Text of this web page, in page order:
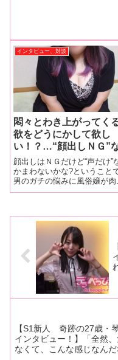
インタビュー、対談
悶々とわき上がってく
欲をどうにかして欲し
い！？…“顔出しＮＧ”
に無理やり頂いた“肉声”
こちら！~風俗嬢『姫相
談』21
顔出しはＮＧだけど“声だけ”
かまわないかな?ということで
男のガチの悩みに風俗嬢が肉
で応える『姫相談』。今回は
踏みの巨乳＆爆乳ヘルス『乳
家』から、みおさん（30歳・
【S1新人 奇跡の27歳・
インタビュー！】「全然、
なくて、こんな感じなん